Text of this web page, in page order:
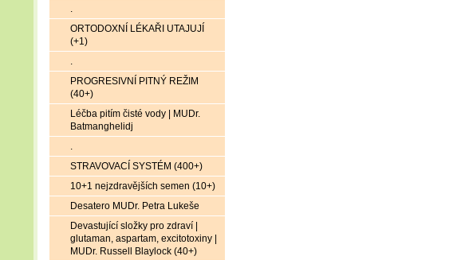
.
ORTODOXNÍ LÉKAŘI UTAJUJÍ
(+1)
.
PROGRESIVNÍ PITNÝ REŽIM
(40+)
Léčba pitím čisté vody | MUDr.
Batmanghelidj
.
STRAVOVACÍ SYSTÉM (400+)
10+1 nejzdravějších semen (10+)
Desatero MUDr. Petra Lukeše
Devastující složky pro zdraví |
glutaman, aspartam, excitotoxiny |
MUDr. Russell Blaylock (40+)